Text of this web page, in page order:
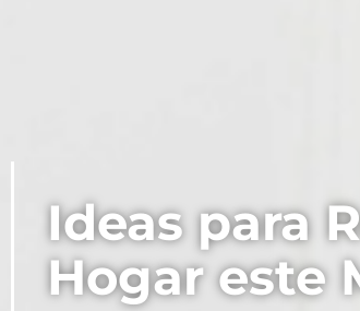
Ideas para
Hogar este